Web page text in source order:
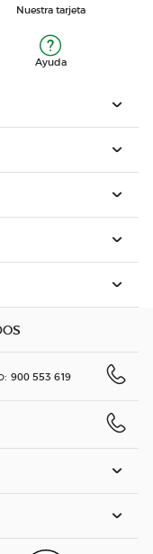
Nuestra tarjeta
Ayuda
900 553 619